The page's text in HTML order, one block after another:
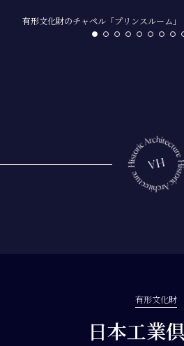
有形文化財のチャペル「プリンスルーム」
有形文化財
日本工業